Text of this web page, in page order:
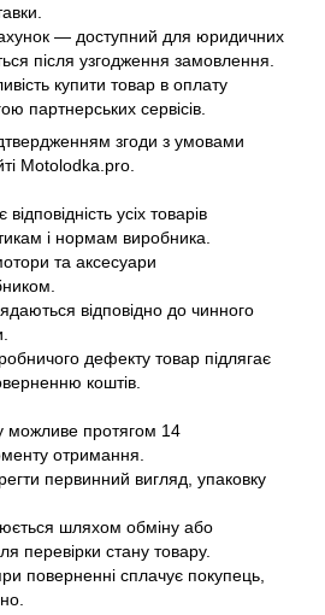
— доступний для юридичних
після узгодження замовлення.
купити товар в оплату
партнерських сервісів.
згоди з умовами
Motolodka.pro.
усіх товарів
і нормам виробника.
та аксесуари
відповідно до чинного
дефекту товар підлягає
коштів.
можливе протягом 14
отримання.
первинний вигляд, упаковку
шляхом обміну або
перевірки стану товару.
поверненні сплачує покупець,